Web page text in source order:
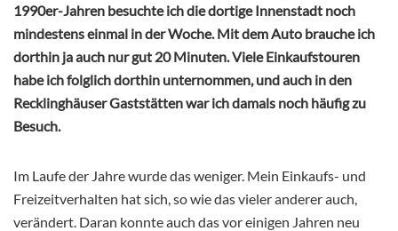
1990er-Jahren besuchte ich die dortige Innenstadt noch
mindestens einmal in der Woche. Mit dem Auto brauche ich
dorthin ja auch nur gut 20 Minuten. Viele Einkaufstouren
habe ich folglich dorthin unternommen, und auch in den
Recklinghäuser Gaststätten war ich damals noch häufig zu
Besuch.
Im Laufe der Jahre wurde das weniger. Mein Einkaufs- und
Freizeitverhalten hat sich, so wie das vieler anderer auch,
verändert. Daran konnte auch das vor einigen Jahren neu